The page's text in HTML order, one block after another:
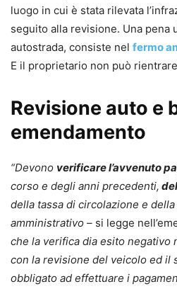
luogo in cui è stata rilevata
seguito alla revisione. Una pena
autostrada, consiste nel fermo
E il proprietario non può
Revisione auto e
emendamento
“Devono verificare l’avvenuto
corso e degli anni precedenti,
della tassa di circolazione e
amministrativo – si legge
che la verifica dia esito negativo
con la revisione del veicolo ed il
obbligato ad effettuare i